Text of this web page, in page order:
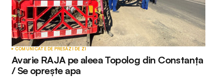
COMUNICATE DE PRESĂZI DE ZI
Avarie RAJA pe aleea Topolog din Constanța
/ Se oprește apa